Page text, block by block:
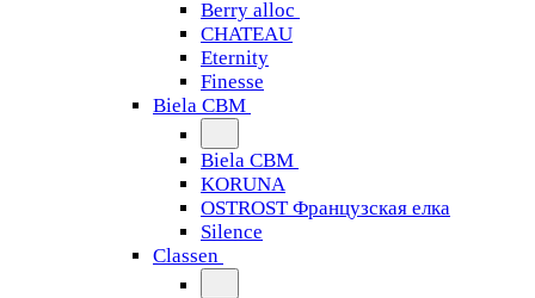
Berry alloc
CHATEAU
Eternity
Finesse
Biela CBM
Biela CBM
KORUNA
OSTROST Французская елка
Silence
Classen